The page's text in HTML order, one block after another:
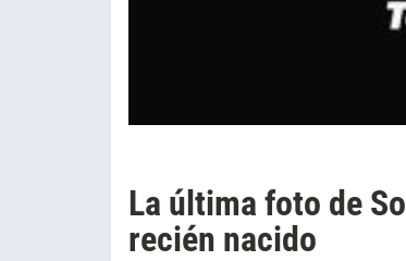
La última foto de
recién nacido